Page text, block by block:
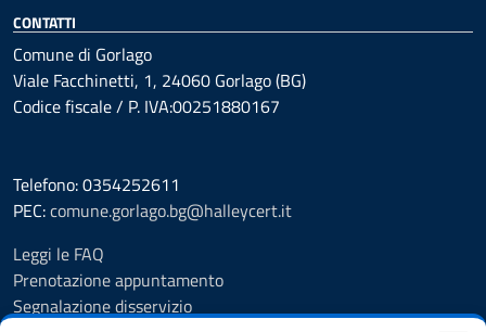
CONTATTI
Comune di Gorlago
Viale Facchinetti, 1, 24060 Gorlago (BG)
Codice fiscale / P. IVA:00251880167
Telefono: 0354252611
PEC:comune.gorlago.bg@halleycert.it
Leggi le FAQ
Prenotazione appuntamento
Segnalazione disservizio